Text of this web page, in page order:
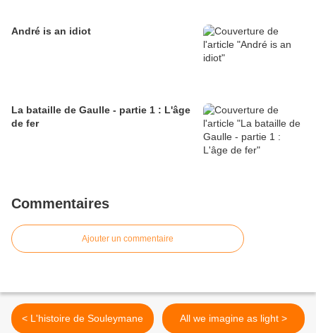
André is an idiot
La bataille de Gaulle - partie 1 : L'âge
de fer
Commentaires
Ajouter un commentaire
< L'histoire de Souleymane All we imagine as light >